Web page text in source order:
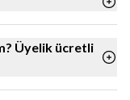
Üyelik ücretli